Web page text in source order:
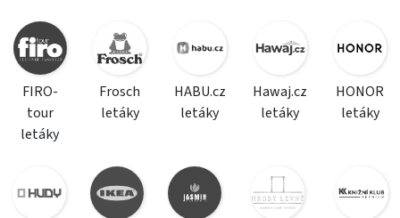
FIRO-
tour
letáky
Frosch
letáky
HABU.cz
letáky
Hawaj.cz
letáky
HONOR
letáky